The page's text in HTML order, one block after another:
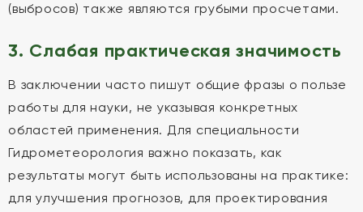
(выбросов) также являются грубыми просчетами.
3. Слабая практическая значимость
В заключении часто пишут общие фразы о пользе
работы для науки, не указывая конкретных
областей применения. Для специальности
Гидрометеорология важно показать, как
результаты могут быть использованы на практике:
для улучшения прогнозов, для проектирования